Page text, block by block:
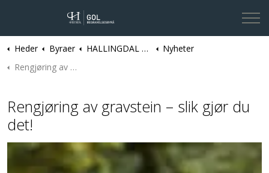
Kontakt oss
Heder Byraer HALLINGDAL | Gol Begravelsesbyrå
Nyheter
Rengjøring av gravstein – slik gjør du det!
Rengjøring av gravstein – slik gjør du
det!